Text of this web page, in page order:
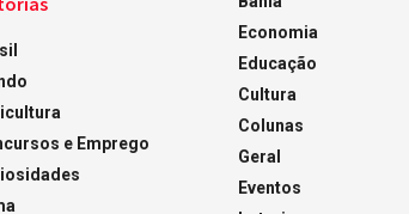
e Emprego
Economia
Educação
Cultura
Colunas
Geral
Eventos